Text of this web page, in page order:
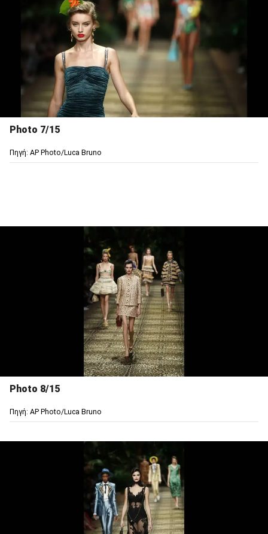
Photo 7/15
Πηγή: AP Photo/Luca Bruno
Photo 8/15
Πηγή: AP Photo/Luca Bruno